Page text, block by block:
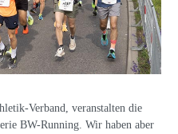
Verband, veranstalten die
BW-Running. Wir haben aber